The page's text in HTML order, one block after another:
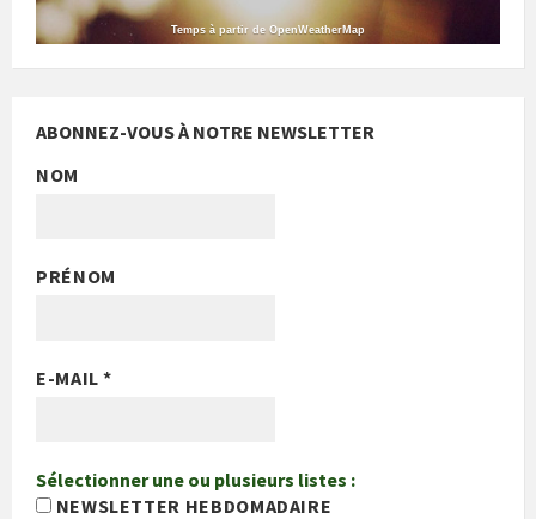
Temps à partir de OpenWeatherMap
ABONNEZ-VOUS À NOTRE NEWSLETTER
NOM
PRÉNOM
E-MAIL*
Sélectionner une ou plusieurs listes :
NEWSLETTER HEBDOMADAIRE